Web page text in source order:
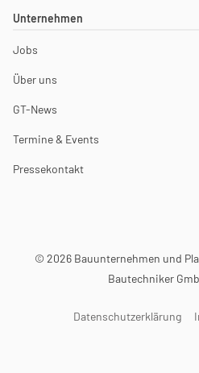
Unternehmen
Jobs
Über uns
GT-News
Termine & Events
Pressekontakt
Datenschutzerklärung
© 2026 Bauunternehmen und
Bautechniker